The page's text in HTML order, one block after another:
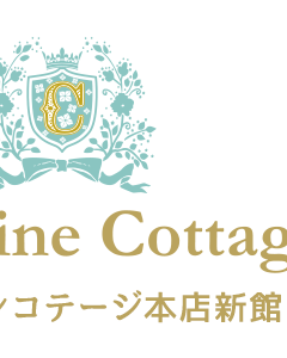
在庫なし商品
在庫なし商品を表示しな
商品番号